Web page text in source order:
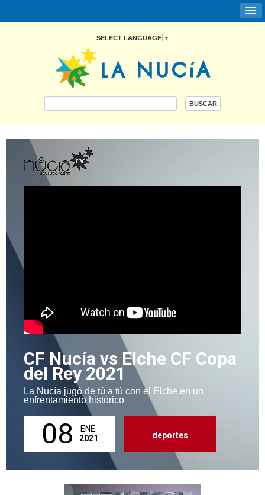
SELECT LANGUAGE ▼
CF Nucía vs Elche CF Copa
del Rey 2021
La Nucía jugó de tú a tú con el Elche en un
enfrentamiento histórico
08
ENE.
2021
deportes